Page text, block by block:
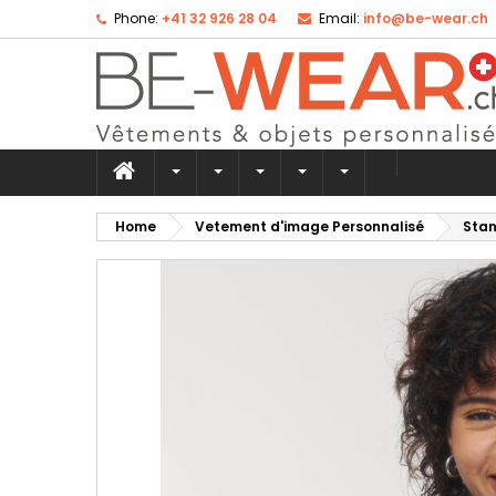
Phone: +41 32 926 28 04 Email: info@be-wear.ch
Home Vetement d'image Personnalisé